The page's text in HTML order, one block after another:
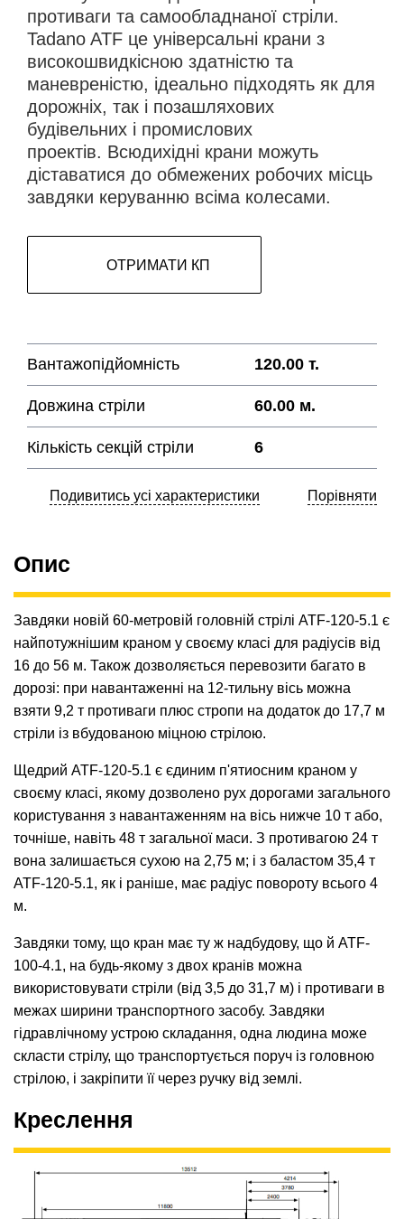
противаги та самообладнаної стріли.
Tadano ATF це універсальні крани з
високошвидкісною здатністю та
маневреністю, ідеально підходять як для
дорожніх, так і позашляхових
будівельних і промислових
проектів. Всюдихідні крани можуть
діставатися до обмежених робочих місць
завдяки керуванню всіма колесами.
ОТРИМАТИ КП
Вантажопідйомність 120.00 т.
Довжина стріли 60.00 м.
Кількість секцій стріли 6
Подивитись усі характеристики Порівняти
Опис
Завдяки новій 60-метровій головній стрілі ATF-120-5.1 є
найпотужнішим краном у своєму класі для радіусів від
16 до 56 м. Також дозволяється перевозити багато в
дорозі: при навантаженні на 12-тильну вісь можна
взяти 9,2 т противаги плюс стропи на додаток до 17,7 м
стріли із вбудованою міцною стрілою.
Щедрий ATF-120-5.1 є єдиним п'ятиосним краном у
своєму класі, якому дозволено рух дорогами загального
користування з навантаженням на вісь нижче 10 т або,
точніше, навіть 48 т загальної маси. З противагою 24 т
вона залишається сухою на 2,75 м; і з баластом 35,4 т
ATF-120-5.1, як і раніше, має радіус повороту всього 4
м.
Завдяки тому, що кран має ту ж надбудову, що й ATF-
100-4.1, на будь-якому з двох кранів можна
використовувати стріли (від 3,5 до 31,7 м) і противаги в
межах ширини транспортного засобу. Завдяки
гідравлічному устрою складання, одна людина може
скласти стрілу, що транспортується поруч із головною
стрілою, і закріпити її через ручку від землі.
Креслення